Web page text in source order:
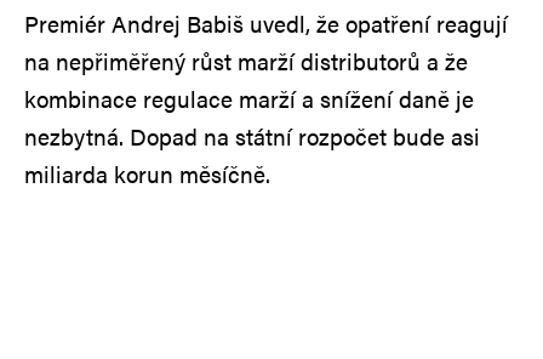
Premiér Andrej Babiš uvedl, že opatření reagují
na nepřiměřený růst marží distributorů a že
kombinace regulace marží a snížení daně je
nezbytná. Dopad na státní rozpočet bude asi
miliarda korun měsíčně.